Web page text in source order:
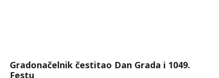
Gradonačelnik čestitao Dan Grada i 1049.
Festu